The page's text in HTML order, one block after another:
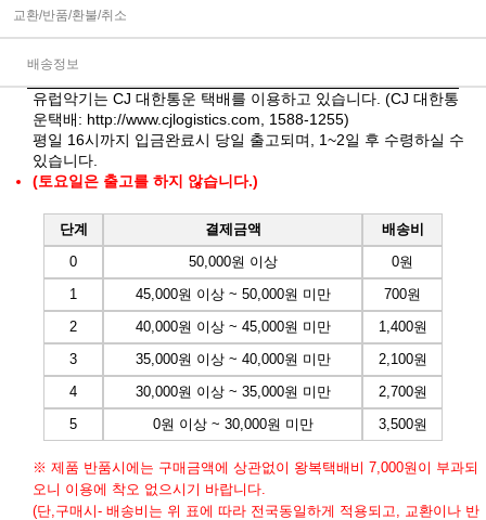
교환/반품/환불/취소
배송정보
유럽악기는 CJ 대한통운 택배를 이용하고 있습니다. (CJ 대한통
운택배: http://www.cjlogistics.com , 1588-1255)
평일 16시까지 입금완료시 당일 출고되며, 1~2일 후 수령하실 수
있습니다.
(토요일은 출고를 하지 않습니다.)
단계 결제금액
배송비
0
50,000원 이상
0원
1
45,000원 이상 ~ 50,000원 미만
700원
2
40,000원 이상 ~ 45,000원 미만
1,400원
3
35,000원 이상 ~ 40,000원 미만
2,100원
4
30,000원 이상 ~ 35,000원 미만
2,700원
5
0원 이상 ~ 30,000원 미만 3,500원
※ 제품 반품시에는 구매금액에 상관없이 왕복택배비 7,000원이 부과되
오니 이용에 착오 없으시기 바랍니다.
(단,구매시- 배송비는 위 표에 따라 전국동일하게 적용되고, 교환이나 반